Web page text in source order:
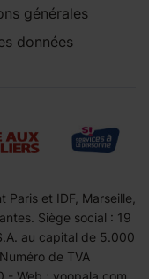
générales
données
et IDF, Marseille,
Siège social : 19
au capital de 5.000
de TVA
Web : yoopala.com.